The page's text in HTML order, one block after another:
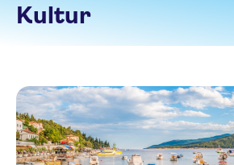
Kultur